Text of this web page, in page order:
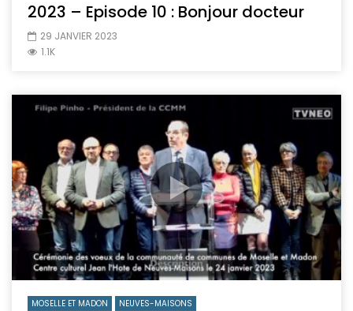
2023 – Episode 10 : Bonjour docteur
29 JANVIER 2023
1.1K
MOSELLE ET MADON NEUVES-MAISONS